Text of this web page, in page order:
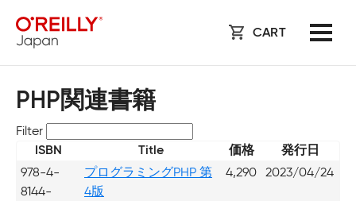
CART
PHP関連書籍
Filter
ISBN Title 価格 発行日
978-4-
8144-
プログラミングPHP 第
4版
4,290 2023/04/24